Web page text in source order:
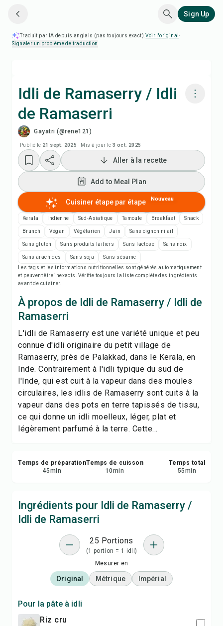
Sign Up
Traduit par IA depuis anglais (pas toujours exact).Voir l'original ·
Signaler un problème de traduction
Idli de Ramaserry / Idli
de Ramaserri
Gayatri (@rene121)
Publié le 21 sept. 2025 · Mis à jour le 3 oct. 2025
Cuisiner avec Chefadora AI
Add to Meal Plan
Add to Shopping List
Notes de recette
Partager
Signaler
Aller à la recette
Add to Meal Plan
Cuisiner étape par étape Nouveau
Kerala Indienne Sud-Asiatique Tamoule Breakfast Snack
Brunch Végan Végétarien Jain Sans oignon ni ail
Sans gluten Sans produits laitiers Sans lactose Sans noix
Sans arachides Sans soja
Sans sésame
Les tags et les informations nutritionnelles sont générés automatiquement
et peuvent être inexacts. Vérifie toujours la liste complète des ingrédients
avant de cuisiner.
À propos de Idli de Ramaserry / Idli de
Ramaserri
L'idli de Ramaserry est une variété unique et peu
connue d'idli originaire du petit village de
Ramaserry, près de Palakkad, dans le Kerala, en
Inde. Contrairement à l'idli typique du sud de
l'Inde, qui est cuit à la vapeur dans des moules
circulaires, les idlis de Ramaserry sont cuits à la
vapeur dans des pots en terre tapissés de tissu,
ce qui donne un idli moelleux, léger, plat et
légèrement parfumé à la terre. Cette...
Temps de préparation
45min
Temps de cuisson
10min
Temps total
55min
Ingrédients pour Idli de Ramaserry /
Idli de Ramaserri
25 Portions
(1 portion = 1 idli)
Mesurer en
Original Métrique Impérial
Pour la pâte à idli
riz cru